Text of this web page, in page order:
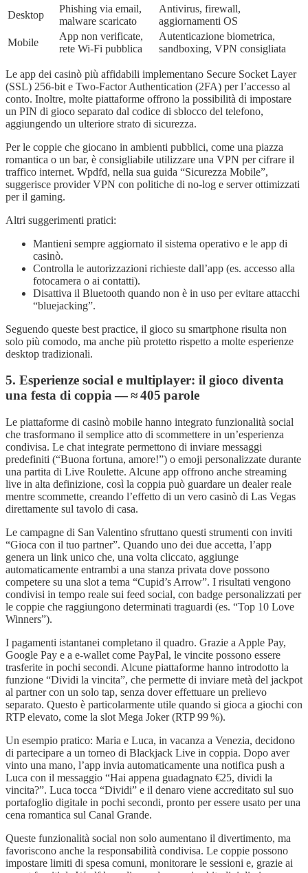
Desktop
Phishing via email,
malware scaricato
Antivirus, firewall,
aggiornamenti OS
Mobile
App non verificate,
rete Wi‑Fi pubblica
Autenticazione biometrica,
sandboxing, VPN consigliata
Le app dei casinò più affidabili implementano Secure Socket Layer
(SSL) 256‑bit e Two‑Factor Authentication (2FA) per l’accesso al
conto. Inoltre, molte piattaforme offrono la possibilità di impostare
un PIN di gioco separato dal codice di sblocco del telefono,
aggiungendo un ulteriore strato di sicurezza.
Per le coppie che giocano in ambienti pubblici, come una piazza
romantica o un bar, è consigliabile utilizzare una VPN per cifrare il
traffico internet. Wpdfd, nella sua guida “Sicurezza Mobile”,
suggerisce provider VPN con politiche di no‑log e server ottimizzati
per il gaming.
Altri suggerimenti pratici:
Mantieni sempre aggiornato il sistema operativo e le app di
casinò.
Controlla le autorizzazioni richieste dall’app (es. accesso alla
fotocamera o ai contatti).
Disattiva il Bluetooth quando non è in uso per evitare attacchi
“bluejacking”.
Seguendo queste best practice, il gioco su smartphone risulta non
solo più comodo, ma anche più protetto rispetto a molte esperienze
desktop tradizionali.
5. Esperienze social e multiplayer: il gioco diventa
una festa di coppia — ≈ 405 parole
Le piattaforme di casinò mobile hanno integrato funzionalità social
che trasformano il semplice atto di scommettere in un’esperienza
condivisa. Le chat integrate permettono di inviare messaggi
predefiniti (“Buona fortuna, amore!”) o emoji personalizzate durante
una partita di Live Roulette. Alcune app offrono anche streaming
live in alta definizione, così la coppia può guardare un dealer reale
mentre scommette, creando l’effetto di un vero casinò di Las Vegas
direttamente sul tavolo di casa.
Le campagne di San Valentino sfruttano questi strumenti con inviti
“Gioca con il tuo partner”. Quando uno dei due accetta, l’app
genera un link unico che, una volta cliccato, aggiunge
automaticamente entrambi a una stanza privata dove possono
competere su una slot a tema “Cupid’s Arrow”. I risultati vengono
condivisi in tempo reale sui feed social, con badge personalizzati per
le coppie che raggiungono determinati traguardi (es. “Top 10 Love
Winners”).
I pagamenti istantanei completano il quadro. Grazie a Apple Pay,
Google Pay e a e‑wallet come PayPal, le vincite possono essere
trasferite in pochi secondi. Alcune piattaforme hanno introdotto la
funzione “Dividi la vincita”, che permette di inviare metà del jackpot
al partner con un solo tap, senza dover effettuare un prelievo
separato. Questo è particolarmente utile quando si gioca a giochi con
RTP elevato, come la slot Mega Joker (RTP 99 %).
Un esempio pratico: Maria e Luca, in vacanza a Venezia, decidono
di partecipare a un torneo di Blackjack Live in coppia. Dopo aver
vinto una mano, l’app invia automaticamente una notifica push a
Luca con il messaggio “Hai appena guadagnato €25, dividi la
vincita?”. Luca tocca “Dividi” e il denaro viene accreditato sul suo
portafoglio digitale in pochi secondi, pronto per essere usato per una
cena romantica sul Canal Grande.
Queste funzionalità social non solo aumentano il divertimento, ma
favoriscono anche la responsabilità condivisa. Le coppie possono
impostare limiti di spesa comuni, monitorare le sessioni e, grazie ai